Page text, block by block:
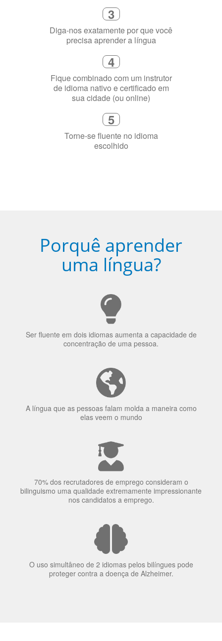
Selecione uma duração de curso
flexível que se ajuste à sua agenda
3
Diga-nos exatamente por que você
precisa aprender a língua
4
Fique combinado com um instrutor
de idioma nativo e certificado em
sua cidade (ou online)
5
Porquê aprender
uma língua?
concentração de uma pessoa.
elas veem o mundo
70% dos recrutadores de emprego consideram o
nos candidatos a emprego.